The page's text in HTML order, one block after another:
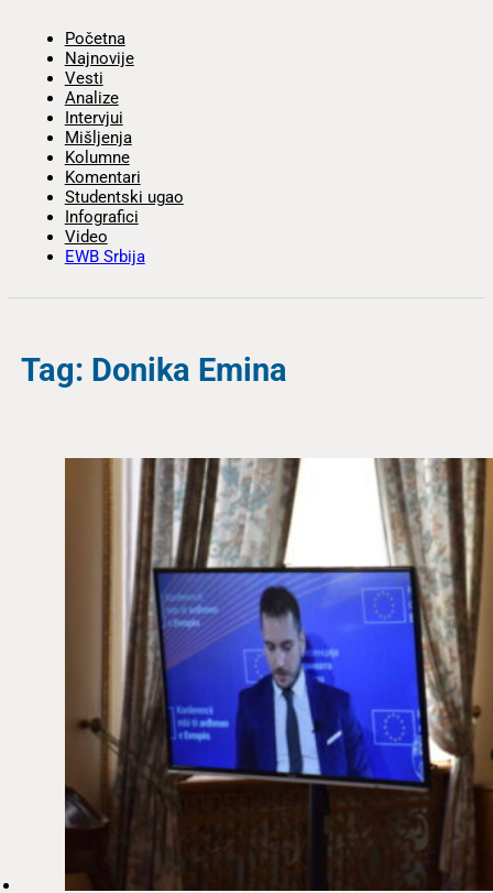
Početna
Najnovije
Vesti
Analize
Intervjui
Mišljenja
Kolumne
Komentari
Studentski ugao
Infografici
Video
EWB Srbija
Tag: Donika Emina